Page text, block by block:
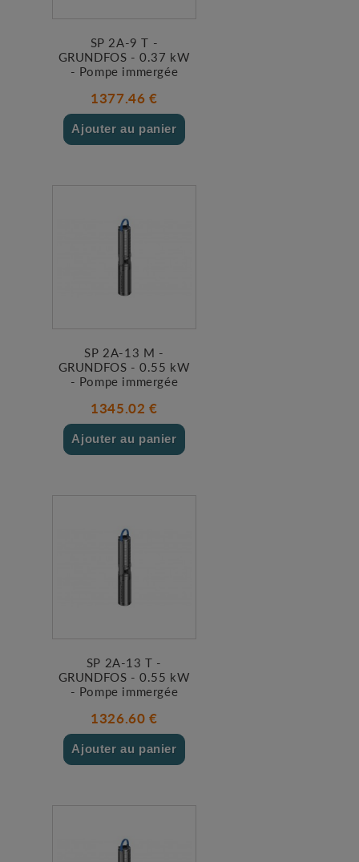
SP 2A-9 T -
GRUNDFOS - 0.37 kW
- Pompe immergée
1377.46 €
Ajouter au panier
SP 2A-13 M -
GRUNDFOS - 0.55 kW
- Pompe immergée
1345.02 €
Ajouter au panier
SP 2A-13 T -
GRUNDFOS - 0.55 kW
- Pompe immergée
1326.60 €
Ajouter au panier